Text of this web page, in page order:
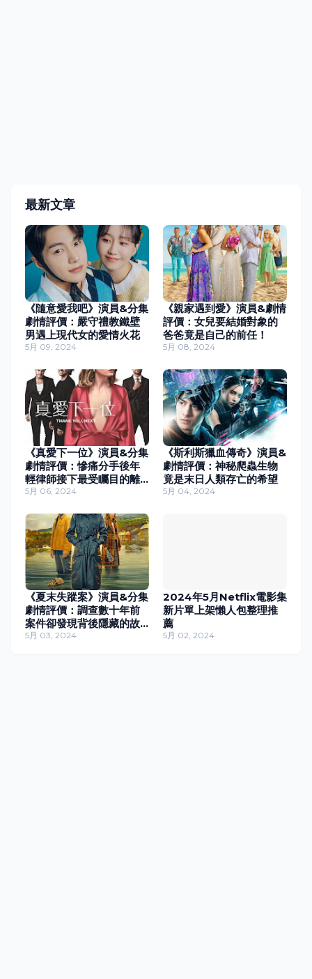
最新文章
《隨意愛我吧》演員&分集
劇情評價：嚴守禮教鐵壁
男遇上現代女的愛情火花
5月 09, 2024
《親家遇到愛》演員&劇情
評價：女兒要結婚對象的
爸爸竟是自己的前任！
5月 08, 2024
《真愛下一位》演員&分集
劇情評價：慘痛分手後年
輕律師接下最受矚目的離
婚委託
5月 06, 2024
《斯利斯獵血傳奇》演員&
劇情評價：神秘爬蟲生物
竟是末日人類存亡的希望
5月 04, 2024
《夏末失蹤案》演員&分集
劇情評價：調查數十年前
案件卻發現背後隱藏的故
事
5月 03, 2024
2024年5月Netflix電影集
新片單上架懶人包整理推
薦
5月 02, 2024